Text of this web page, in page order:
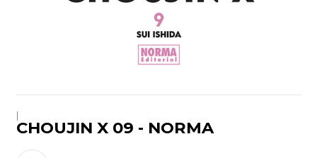
|
CHOUJIN X 09 - NORMA